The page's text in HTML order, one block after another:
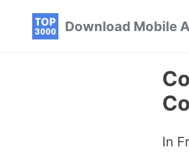
Download Mobile
In